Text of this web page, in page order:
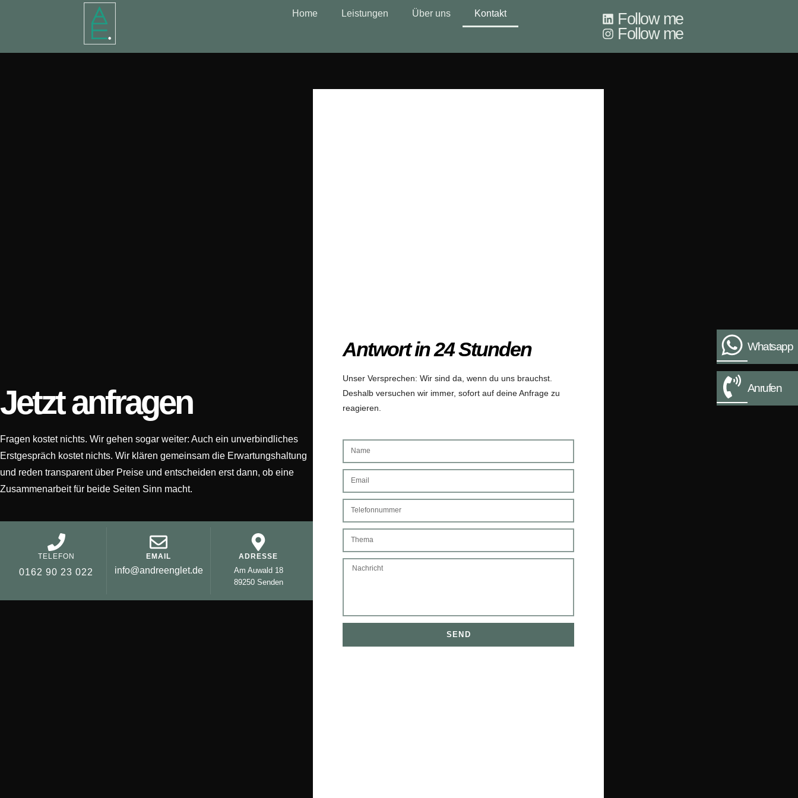
Home Leistungen Über uns Kontakt
Follow me
Follow me
Jetzt anfragen
Fragen kostet nichts. Wir gehen sogar weiter: Auch ein unverbindliches
Erstgespräch kostet nichts. Wir klären gemeinsam die Erwartungshaltung
und reden transparent über Preise und entscheiden erst dann, ob eine
Zusammenarbeit für beide Seiten Sinn macht.
TELEFON
0162 90 23 022
EMAIL
info@andreenglet.de
ADRESSE
Am Auwald 18
89250 Senden
Antwort in 24 Stunden
Unser Versprechen: Wir sind da, wenn du uns brauchst.
Deshalb versuchen wir immer, sofort auf deine Anfrage zu
reagieren.
SEND
Whatsapp
Anrufen